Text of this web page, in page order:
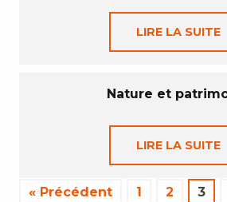
LIRE LA SUITE
Nature et
LIRE LA SUITE
« Précédent 1 2 3